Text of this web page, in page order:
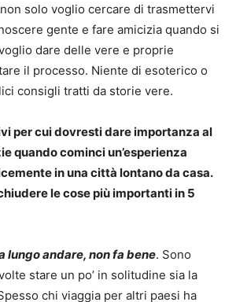
solo voglio cercare di trasmettervi
gente e fare amicizia quando si
dare delle vere e proprie
il processo. Niente di esoterico o
consigli tratti da storie vere.
per cui dovresti dare importanza al
quando cominci un’esperienza
in una città lontano da casa.
le cose più importanti in 5
lungo andare, non fa bene. Sono
stare un po’ in solitudine sia la
chi viaggia per altri paesi ha